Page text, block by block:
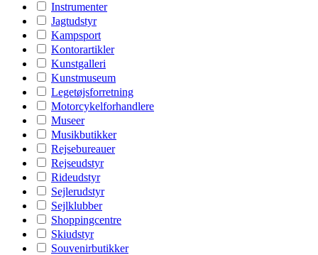
Instrumenter
Jagtudstyr
Kampsport
Kontorartikler
Kunstgalleri
Kunstmuseum
Legetøjsforretning
Motorcykelforhandlere
Museer
Musikbutikker
Rejsebureauer
Rejseudstyr
Rideudstyr
Sejlerudstyr
Sejlklubber
Shoppingcentre
Skiudstyr
Souvenirbutikker